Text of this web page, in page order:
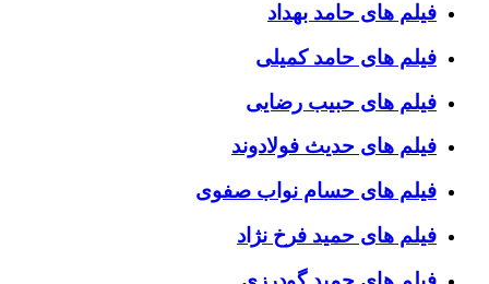
فیلم های حامد بهداد
فیلم های حامد کمیلی
فیلم های حبیب رضایی
فیلم های حدیث فولادوند
فیلم های حسام نواب صفوی
فیلم های حمید فرخ نژاد